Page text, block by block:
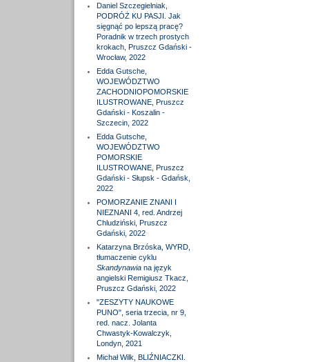
Daniel Szczegielniak,
PODRÓŻ KU PASJI. Jak
sięgnąć po lepszą pracę?
Poradnik w trzech prostych
krokach, Pruszcz Gdański -
Wrocław, 2022
Edda Gutsche,
WOJEWÓDZTWO
ZACHODNIOPOMORSKIE
ILUSTROWANE, Pruszcz
Gdański - Koszalin -
Szczecin, 2022
Edda Gutsche,
WOJEWÓDZTWO
POMORSKIE
ILUSTROWANE, Pruszcz
Gdański - Słupsk - Gdańsk,
2022
POMORZANIE ZNANI I
NIEZNANI 4, red. Andrzej
Chludziński, Pruszcz
Gdański, 2022
Katarzyna Brzóska, WYRD,
tłumaczenie cyklu
Skandynawiana język
angielski Remigiusz Tkacz,
Pruszcz Gdański, 2022
"ZESZYTY NAUKOWE
PUNO", seria trzecia, nr 9,
red. nacz. Jolanta
Chwastyk-Kowalczyk,
Londyn, 2021
Michał Wilk, BLIŹNIACZKI.